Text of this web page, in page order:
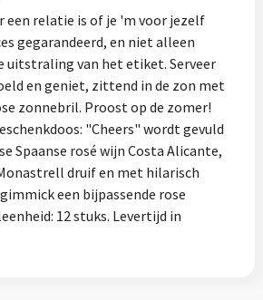
een relatie is of je 'm voor jezelf
gegarandeerd, en niet alleen
uitstraling van het etiket. Serveer
en geniet, zittend in de zon met
zonnebril. Proost op de zomer!
"Cheers" wordt gevuld
Spaanse rosé wijn Costa Alicante,
druif en met hilarisch
een bijpassende rose
12 stuks. Levertijd in